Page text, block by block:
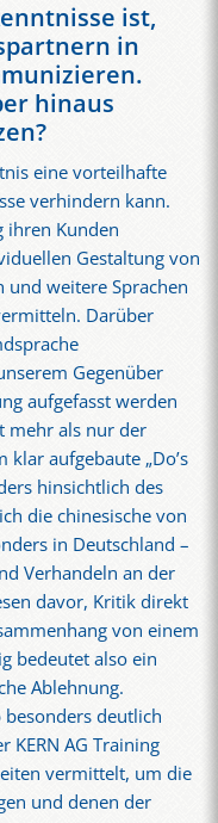
ist,
in
hinaus
eine vorteilhafte
verhindern kann.
ihren Kunden
Gestaltung von
und weitere Sprachen
Darüber
Gegenüber
aufgefasst werden
mehr als nur der
aufgebaute „Do’s
hinsichtlich des
die chinesische von
in Deutschland –
Verhandeln an der
davor, Kritik direkt
von einem
bedeutet also ein
Ablehnung.
deutlich
KERN AG Training
vermittelt, um die
und denen der